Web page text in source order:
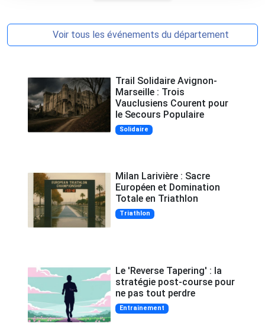
Voir tous les événements du département
Trail Solidaire Avignon-
Marseille : Trois
Vauclusiens Courent pour
le Secours Populaire
Solidaire
Milan Larivière : Sacre
Européen et Domination
Totale en Triathlon
Triathlon
Le 'Reverse Tapering' : la
stratégie post-course pour
ne pas tout perdre
Entrainement